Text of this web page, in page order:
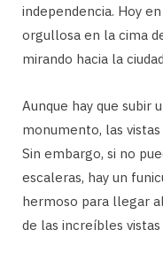
independencia. Hoy
orgullosa en la cima
mirando hacia la
Aunque hay que subir
monumento, las
Sin embargo, si no
escaleras, hay un
hermoso para llegar
de las increíbles